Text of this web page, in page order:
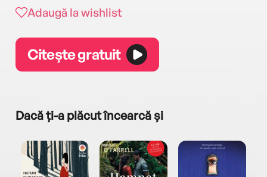
Adaugă la wishlist
Citește gratuit
Dacă ți-a plăcut încearcă și